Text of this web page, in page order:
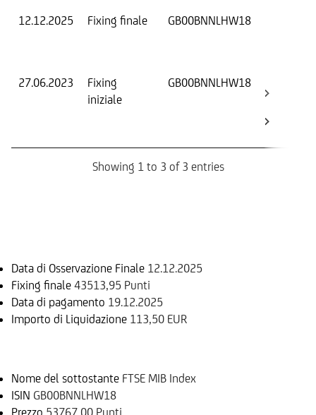
12.12.2025
Fixing finale GB00BNNLHW18
27.06.2023
Fixing
iniziale
GB00BNNLHW18
Showing 1 to 3 of 3 entries
Data di Osservazione Finale 12.12.2025
Fixing finale 43513,95 Punti
Data di pagamento 19.12.2025
Importo di Liquidazione 113,50 EUR
Nome del sottostante FTSE MIB Index
ISIN GB00BNNLHW18
Prezzo 53767,00 Punti